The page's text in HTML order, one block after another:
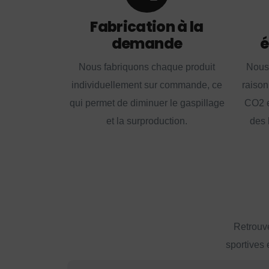
Fabrication à la
demande
Nous fabriquons chaque produit
individuellement sur commande, ce
qui permet de diminuer le gaspillage
et la surproduction.
CO2
des
sportives